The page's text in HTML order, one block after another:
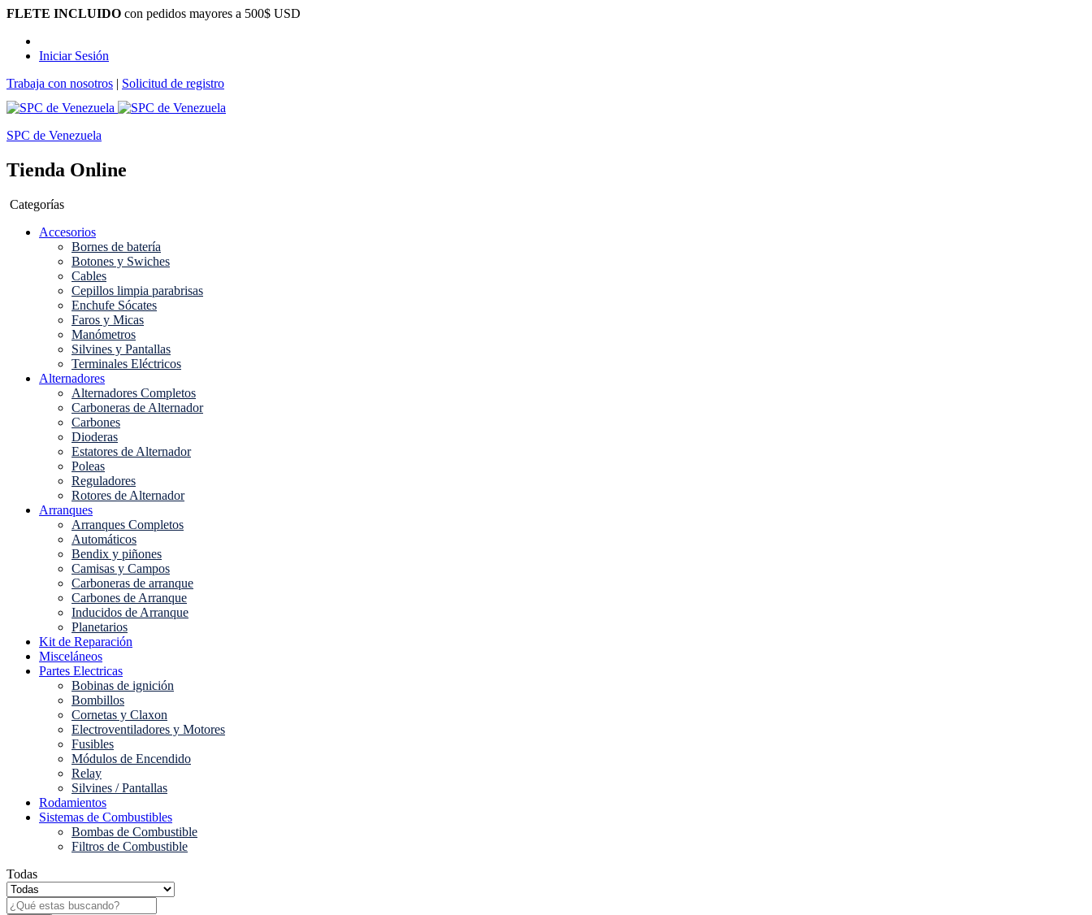
FLETE INCLUIDO con pedidos mayores a 500$ USD
Iniciar Sesión
Trabaja con nosotros | Solicitud de registro
SPC de Venezuela
Tienda Online
Categorías
Accesorios
Bornes de batería
Botones y Swiches
Cables
Cepillos limpia parabrisas
Enchufe Sócates
Faros y Micas
Manómetros
Silvines y Pantallas
Terminales Eléctricos
Alternadores
Alternadores Completos
Carboneras de Alternador
Carbones
Dioderas
Estatores de Alternador
Poleas
Reguladores
Rotores de Alternador
Arranques
Arranques Completos
Automáticos
Bendix y piñones
Camisas y Campos
Carboneras de arranque
Carbones de Arranque
Inducidos de Arranque
Planetarios
Kit de Reparación
Misceláneos
Partes Electricas
Bobinas de ignición
Bombillos
Cornetas y Claxon
Electroventiladores y Motores
Fusibles
Módulos de Encendido
Relay
Silvines / Pantallas
Rodamientos
Sistemas de Combustibles
Bombas de Combustible
Filtros de Combustible
Todas